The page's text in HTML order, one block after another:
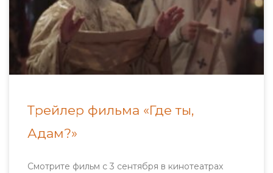
Трейлер фильма «Где ты,
Адам?»
Смотрите фильм с 3 сентября в кинотеатрах